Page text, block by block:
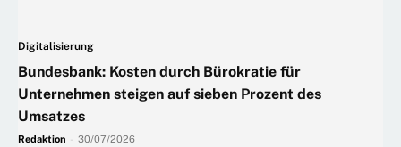
Digitalisierung
Bundesbank: Kosten durch Bürokratie für
Unternehmen steigen auf sieben Prozent des
Umsatzes
Redaktion 30/07/2026